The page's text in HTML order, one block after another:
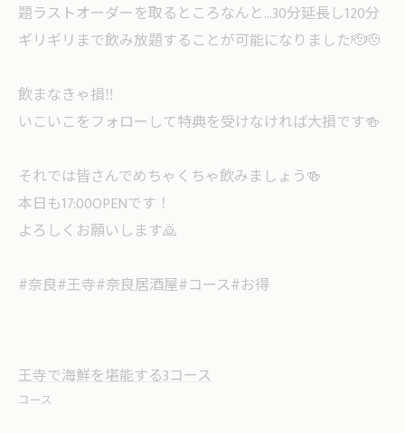
題ラストオーダーを取るところなんと...30分延長し120分
ギリギリまで飲み放題することが可能になりました🫡🫡
飲まなきゃ損‼️
いこいこをフォローして特典を受けなければ大損です🍻
それでは皆さんでめちゃくちゃ飲みましょう🍻
本日も17:00OPENです！
よろしくお願いします🙇
#奈良#王寺#奈良居酒屋#コース#お得
王寺で海鮮を堪能する3コース
コース